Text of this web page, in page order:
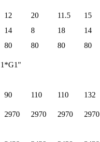
12 20 11.5
15
14 8 18
14
80 80 80
80
90 110 110
132
2970 2970 2970
2970